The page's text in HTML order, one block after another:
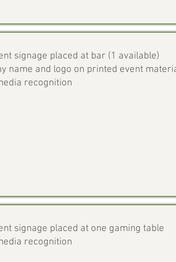
signage placed at bar (1 available)
name and logo on printed event
recognition
signage placed at one gaming table
recognition